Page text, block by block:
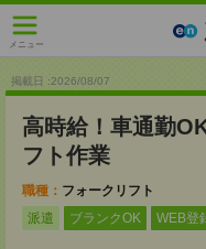
メニュー
掲載日 :2026/08/07
高時給！車通勤
フト作業
職種： フォークリフト
派遣
ブランクOK WEB登